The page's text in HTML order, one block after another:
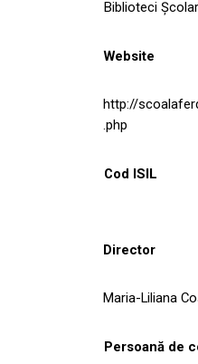
Biblioteci
Website
http://
.php
Cod ISIL
Director
Maria-Liliana
Persoană de